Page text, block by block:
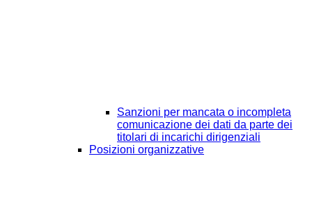
Sanzioni per mancata o incompleta
comunicazione dei dati da parte dei
titolari di incarichi dirigenziali
Posizioni organizzative